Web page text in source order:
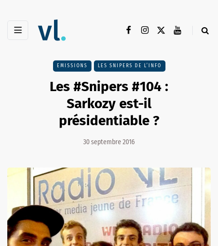
EMISSIONS LES SNIPERS DE L’INFO
Les #Snipers #104 :
Sarkozy est-il
présidentiable ?
30 septembre 2016